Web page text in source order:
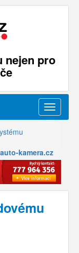
nejen pro
Menu
kamera.cz